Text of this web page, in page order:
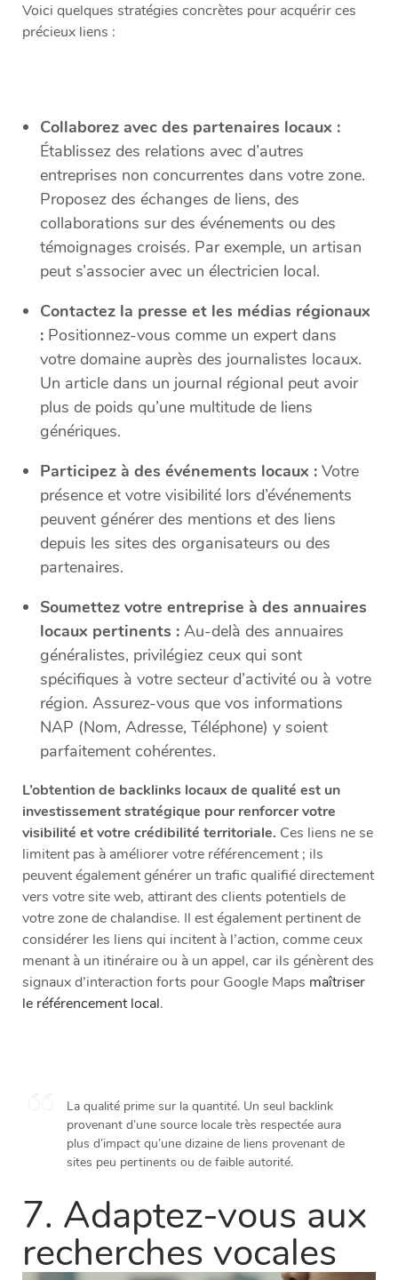
Voici quelques stratégies concrètes pour acquérir ces
précieux liens :
Collaborez avec des partenaires locaux :
Établissez des relations avec d’autres
entreprises non concurrentes dans votre zone.
Proposez des échanges de liens, des
collaborations sur des événements ou des
témoignages croisés. Par exemple, un artisan
peut s’associer avec un électricien local.
Contactez la presse et les médias régionaux
: Positionnez-vous comme un expert dans
votre domaine auprès des journalistes locaux.
Un article dans un journal régional peut avoir
plus de poids qu’une multitude de liens
génériques.
Participez à des événements locaux : Votre
présence et votre visibilité lors d’événements
peuvent générer des mentions et des liens
depuis les sites des organisateurs ou des
partenaires.
Soumettez votre entreprise à des annuaires
locaux pertinents : Au-delà des annuaires
généralistes, privilégiez ceux qui sont
spécifiques à votre secteur d’activité ou à votre
région. Assurez-vous que vos informations
NAP (Nom, Adresse, Téléphone) y soient
parfaitement cohérentes.
L’obtention de backlinks locaux de qualité est un
investissement stratégique pour renforcer votre
visibilité et votre crédibilité territoriale. Ces liens ne se
limitent pas à améliorer votre référencement ; ils
peuvent également générer un trafic qualifié directement
vers votre site web, attirant des clients potentiels de
votre zone de chalandise. Il est également pertinent de
considérer les liens qui incitent à l’action, comme ceux
menant à un itinéraire ou à un appel, car ils génèrent des
signaux d’interaction forts pour Google Maps maîtriser
le référencement local.
La qualité prime sur la quantité. Un seul backlink
provenant d’une source locale très respectée aura
plus d’impact qu’une dizaine de liens provenant de
sites peu pertinents ou de faible autorité.
7. Adaptez-vous aux
recherches vocales